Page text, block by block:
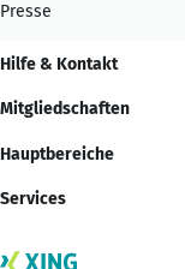
Presse
Hilfe & Kontakt
Mitgliedschaften
Hauptbereiche
Services